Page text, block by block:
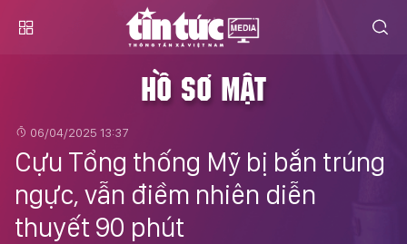
HỒ SƠ MẬT
06/04/2025 13:37
Cựu Tổng thống Mỹ bị bắn trúng
ngực, vẫn điềm nhiên diễn
thuyết 90 phút